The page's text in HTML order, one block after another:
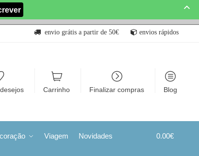
envio grátis a partir de 50€ envios rápidos
Carrinho Finalizar compras Blog
Viagem Novidades 0.00€